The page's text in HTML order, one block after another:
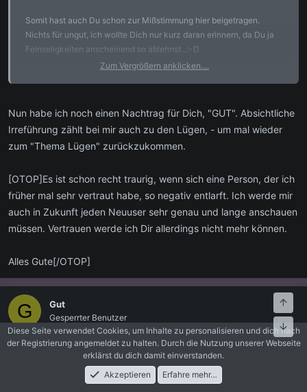
Somit hast auch Du schon zur Mißstimmung hier beigetragen.
Nichts für ungut, ich wollte Dich nur kurz daran erinnern, da Du ja
Feinseligkeiten anscheinend so ablehnst...:-D
Zum Vergrößern anklicken....
Nun habe ich noch einen Nachtrag für Dich, "GUT". Absichtliche
Irreführung zählt bei mir auch zu den Lügen, - um mal wieder
zum "Thema Lügen" zurückzukommen.
[OTOP]Es ist schon recht traurig, wenn sich eine Person, der ich
früher mal sehr vertraut habe, so negativ entlarft. Ich werde mir
auch in Zukunft jeden Neuuser sehr genau und lange anschauen
müssen. Vertrauen werde ich Dir allerdings nicht mehr können.
Alles Gute[/OTOP]
G Gut
Gesperrter Benutzer
31. Mai 2011
AW: Wie steht ihr zum Thema lügen?
Aktuelles Anmelden Registrieren
Diese Seite verwendet Cookies, um Inhalte zu personalisieren und dich nach
der Registrierung angemeldet zu halten. Durch die Nutzung unserer Webseite
erklärst du dich damit einverstanden.
Akzeptieren
Erfahre mehr…
Oben